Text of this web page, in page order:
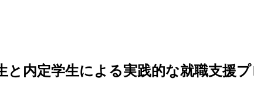
と内定学生による実践的な就職支援